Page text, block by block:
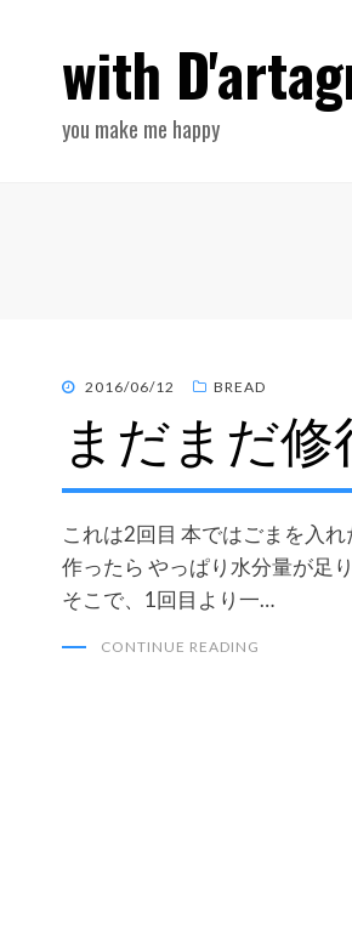
with
you make me happy
POSTED
2016/06/12 BREAD
まだまだ修
これは2回目 本ではごまを入
作ったら やっぱり水分量が足
そこで、1回目より一…
CONTINUE READING